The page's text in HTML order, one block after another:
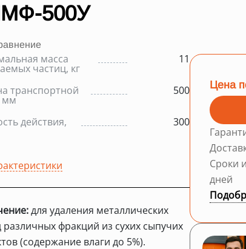
500У
масса
частиц, кг
11
транспортной
мм
500
действия, 300
для удаления металлических
различных фракций из сухих сыпучих
(содержание влаги до 5%).
Цена
Сроки
дней